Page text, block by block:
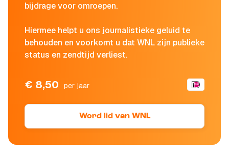
bijdrage voor omroepen.
Hiermee helpt u ons journalistieke geluid te
behouden en voorkomt u dat WNL zijn publieke
status en zendtijd verliest.
€ 8,50 per jaar
Word lid van WNL